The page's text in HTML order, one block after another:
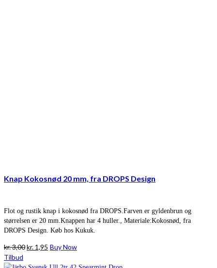
Knap Kokosnød 20 mm, fra DROPS Design
Flot og rustik knap i kokosnød fra DROPS.Farven er gyldenbrun og
størrelsen er 20 mm.Knappen har 4 huller., Materiale:Kokosnød, fra
DROPS Design. Køb hos Kukuk.
kr.3,00Den
pris
kr. 1,95 Den
pris
Buy Now
Tilbud